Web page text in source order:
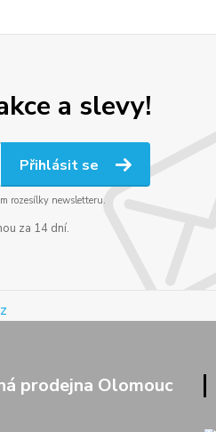
a slevy!
Přihlásit se
rozesílky newsletteru.
za 14 dní.
prodejna Olomouc